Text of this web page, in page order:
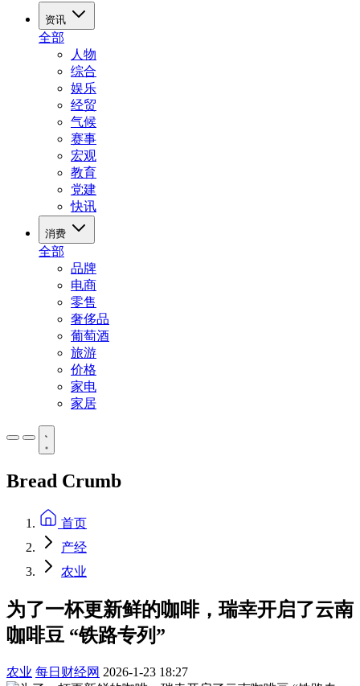
资讯
全部
人物
综合
娱乐
经贸
气候
赛事
宏观
教育
党建
快讯
消费
全部
品牌
电商
零售
奢侈品
葡萄酒
旅游
价格
家电
家居
Bread Crumb
首页
产经
农业
为了一杯更新鲜的咖啡，瑞幸开启了云南
咖啡豆 “铁路专列”
农业 每日财经网 2026-1-23 18:27